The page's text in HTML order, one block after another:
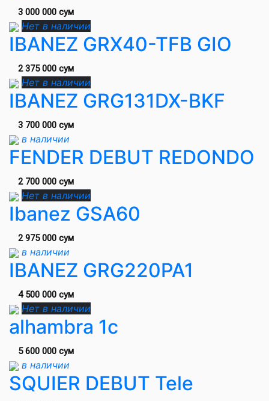
3 000 000 сум
Нет в наличии
IBANEZ GRX40-TFB GIO
2 375 000 сум
Нет в наличии
IBANEZ GRG131DX-BKF
3 700 000 сум
в наличии
FENDER DEBUT REDONDO
2 700 000 сум
Нет в наличии
Ibanez GSA60
2 975 000 сум
в наличии
IBANEZ GRG220PA1
4 500 000 сум
Нет в наличии
alhambra 1c
5 600 000 сум
в наличии
SQUIER DEBUT Tele